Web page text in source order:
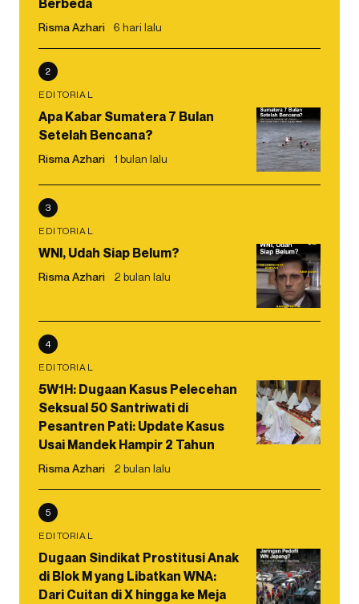
Berbeda
Risma Azhari 6 hari lalu
2
EDITORIAL
Apa Kabar Sumatera 7 Bulan
Setelah Bencana?
Risma Azhari 1 bulan lalu
3
EDITORIAL
WNI, Udah Siap Belum?
Risma Azhari 2 bulan lalu
4
EDITORIAL
5W1H: Dugaan Kasus Pelecehan
Seksual 50 Santriwati di
Pesantren Pati: Update Kasus
Usai Mandek Hampir 2 Tahun
Risma Azhari 2 bulan lalu
5
EDITORIAL
Dugaan Sindikat Prostitusi Anak
di Blok M yang Libatkan WNA:
Dari Cuitan di X hingga ke Meja